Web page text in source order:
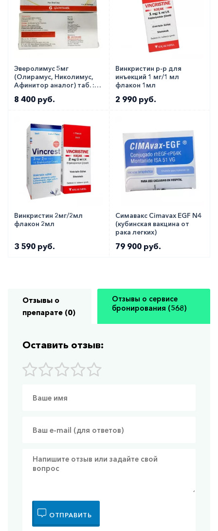
Эверолимус 5мг
(Олирамус, Николимус,
Афинитор аналог) таб. ::
8 400 руб.
Винкристин р-р для
инъекций 1 мг/1 мл
флакон 1мл
2 990 руб.
Винкристин 2мг/2мл
флакон 2мл
3 590 руб.
Симавакс Cimavax EGF N4
(кубинская вакцина от
рака легких)
79 900 руб.
Отзывы о
препарате (0)
Отзывы о сервисе
бронирования (568)
Оставить отзыв:
ОТПРАВИТЬ